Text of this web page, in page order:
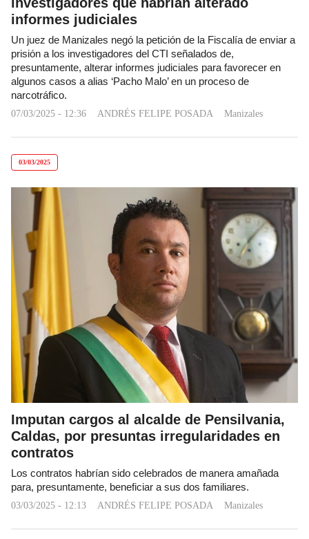
investigadores que habrían alterado
informes judiciales
Un juez de Manizales negó la petición de la Fiscalía de enviar a
prisión a los investigadores del CTI señalados de,
presuntamente, alterar informes judiciales para favorecer en
algunos casos a alias ‘Pacho Malo’ en un proceso de
narcotráfico.
07/03/2025 - 12:36 ANDRÉS FELIPE POSADA Manizales
03/03/2025
Imputan cargos al alcalde de Pensilvania,
Caldas, por presuntas irregularidades en
contratos
Los contratos habrían sido celebrados de manera amañada
para, presuntamente, beneficiar a sus dos familiares.
03/03/2025 - 12:13 ANDRÉS FELIPE POSADA Manizales